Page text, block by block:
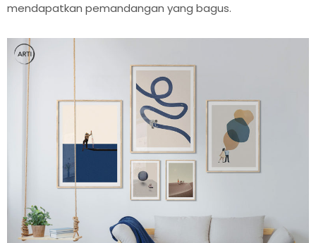
mendapatkan pemandangan yang bagus.